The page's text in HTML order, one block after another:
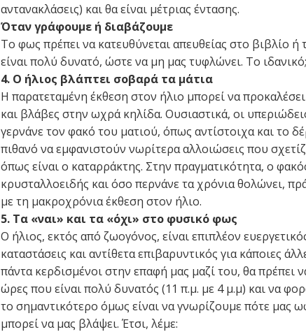
αντανακλάσεις) και θα είναι μέτριας έντασης.
Όταν γράφουμε ή διαβάζουμε
Το φως πρέπει να κατευθύνεται απευθείας στο βιβλίο ή
είναι πολύ δυνατό, ώστε να μη μας τυφλώνει. Το
4. Ο ήλιος βλάπτει σοβαρά τα μάτια
Η παρατεταμένη έκθεση στον ήλιο μπορεί να
και βλάβες στην ωχρά κηλίδα. Ουσιαστικά, οι
γερνάνε τον φακό του ματιού, όπως αντίστοιχα και το
πιθανό να εμφανιστούν νωρίτερα αλλοιώσεις που
όπως είναι ο καταρράκτης. Στην πραγματικότητα, ο
κρυσταλλοειδής και όσο περνάνε τα χρόνια θολώνει,
με τη μακροχρόνια έκθεση στον ήλιο.
5. Τα «ναι» και τα «όχι» στο φυσικό φως
Ο ήλιος, εκτός από ζωογόνος, είναι επιπλέον
καταστάσεις και αντίθετα επιβαρυντικός για κάποιες
πάντα κερδισμένοι στην επαφή μας μαζί του, θα πρέπει
ώρες που είναι πολύ δυνατός (11 π.μ. με 4 μ.μ) και να
το σημαντικότερο όμως είναι να γνωρίζουμε πότε μας
μπορεί να μας βλάψει. Έτσι, λέμε: